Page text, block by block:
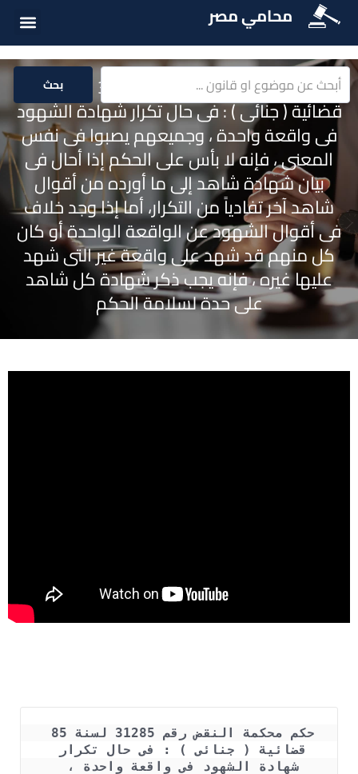
محامي مصر
بحث
حكم محكمة النقض رقم 31285 لسنة 85
قضائية ( جنائى ) : فى حال تكرار شهادة الشهود
فى واقعة واحدة ، وجميعهم يصبوا فى نفس
المعنى ، فإنه لا بأس على الحكم إذا أحال فى
بيان شهادة شاهد إلى ما أورده من أقوال
شاهد آخر تفادياً من التكرار، أما إذا وجد خلاف
فى أقوال الشهود عن الواقعة الواحدة أو كان
كل منهم قد شهد على واقعة غير التى شهد
عليها غيره ، فإنه يجب ذكر شهادة كل شاهد
على حدة لسلامة الحكم